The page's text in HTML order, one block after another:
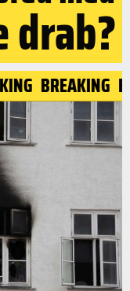
BREAKING